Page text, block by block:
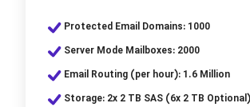
Protected Email Domains: 1000
Server Mode Mailboxes: 2000
Email Routing (per hour): 1.6 Million
Storage: 2x 2 TB SAS (6x 2 TB Optional)